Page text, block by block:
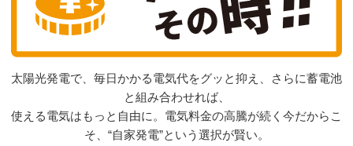
太陽光発電で、毎日かかる電気代をグッと抑え、さらに蓄電池
と組み合わせれば、
使える電気はもっと自由に。電気料金の高騰が続く今だからこ
そ、“自家発電”という選択が賢い。